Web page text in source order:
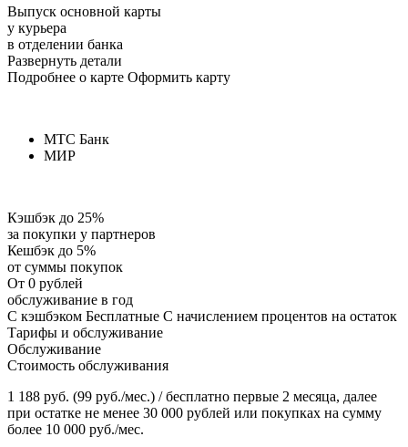
Выпуск основной карты
у курьера
в отделении банка
Развернуть детали
Подробнее о карте Оформить карту
МТС Банк
МИР
Кэшбэк до 25%
за покупки у партнеров
Кешбэк до 5%
от суммы покупок
От 0 рублей
обслуживание в год
С кэшбэком Бесплатные С начислением процентов на остаток
Тарифы и обслуживание
Обслуживание
Стоимость обслуживания
1 188 руб. (99 руб./мес.) / бесплатно первые 2 месяца, далее
при остатке не менее 30 000 рублей или покупках на сумму
более 10 000 руб./мес.